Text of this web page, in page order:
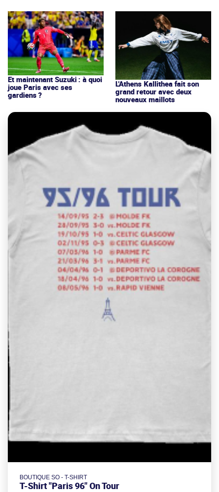
Et maintenant Suzuki : à quoi
joue Paris avec ses
gardiens ?
L'Athens Kallithea fait son
grand retour avec deux
nouveaux maillots
BOUTIQUE SO - T-SHIRT
T-Shirt "Paris 96" On Tour